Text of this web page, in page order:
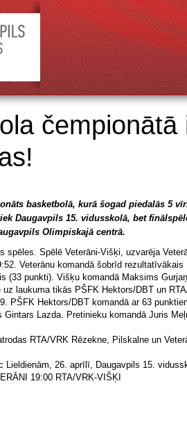
basketbolā, kurā šogad piedalās 5
Daugavpils 15. vidusskolā, bet
Olimpiskajā centrā.
spēles. Spēlē Veterāni-Višķi, uzvarēja
Veterānu komandā šobrīd rezultatīvākais
(33 punkti). Višķu komandā Maksims
uz laukuma tikās PŠFK Hektors/DBT un
PŠFK Hektors/DBT komandā ar 63
Lazda. Pretinieku komandā Juris
RTA/VRK Rēzekne, Pilskalne un
Lieldienām, 26. aprīlī, Daugavpils 15.
19:00 RTA/VRK-VIŠĶI